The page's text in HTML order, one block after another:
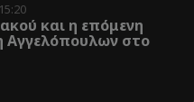
και η επόμενη
Αγγελόπουλων στο